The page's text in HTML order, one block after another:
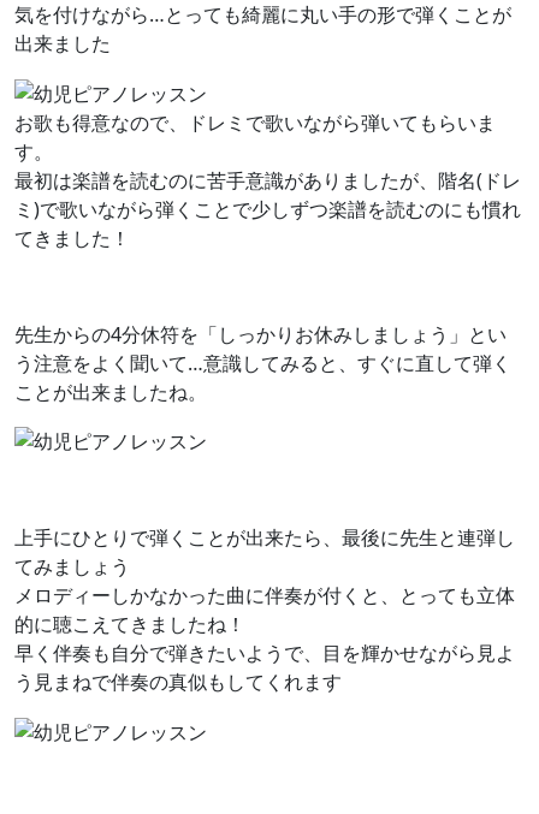
気を付けながら…とっても綺麗に丸い手の形で弾くことが
出来ました
お歌も得意なので、ドレミで歌いながら弾いてもらいま
す。
最初は楽譜を読むのに苦手意識がありましたが、階名(ドレ
ミ)で歌いながら弾くことで少しずつ楽譜を読むのにも慣れ
てきました！
先生からの4分休符を「しっかりお休みしましょう」とい
う注意をよく聞いて…意識してみると、すぐに直して弾く
ことが出来ましたね。
上手にひとりで弾くことが出来たら、最後に先生と連弾し
てみましょう
メロディーしかなかった曲に伴奏が付くと、とっても立体
的に聴こえてきましたね！
早く伴奏も自分で弾きたいようで、目を輝かせながら見よ
う見まねで伴奏の真似もしてくれます